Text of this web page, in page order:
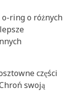
ring o różnych
części
swoją